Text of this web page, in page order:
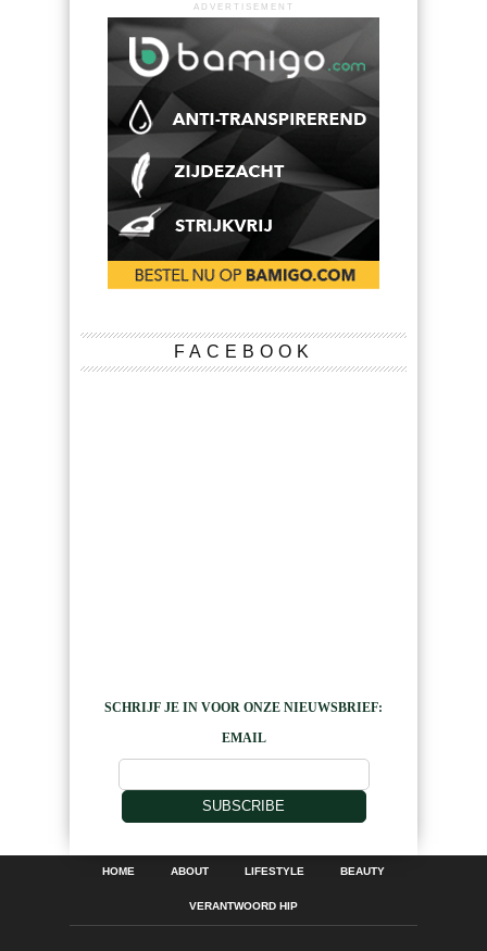
ADVERTISEMENT
FACEBOOK
SCHRIJF JE IN VOOR ONZE NIEUWSBRIEF:
EMAIL
SUBSCRIBE
HOME ABOUT LIFESTYLE BEAUTY
VERANTWOORD HIP